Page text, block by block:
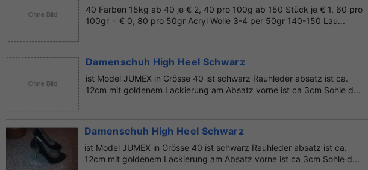
40 Farben 15kg ab 40 je € 2, 40 pro 100g ab 150 Stück je € 1, 60 pro
100gr = € 0, 80 pro 50gr Acryl Wolle 3-4 per 50gr 140-150 Lau...
Damenschuh High Heel Schwarz
ist Model JUMEX in Grösse 40 ist schwarz Rauhleder absatz ist ca.
12cm mit goldenem Lackierung am Absatz vorne ist ca 3cm Sohle d...
Damenschuh High Heel Schwarz
ist Model JUMEX in Grösse 40 ist schwarz Rauhleder absatz ist ca.
12cm mit goldenem Lackierung am Absatz vorne ist ca 3cm Sohle d...